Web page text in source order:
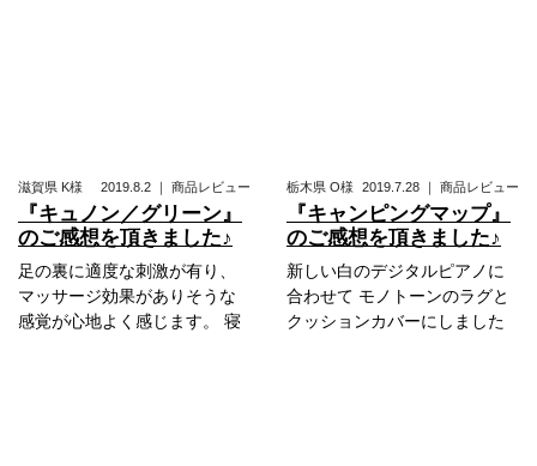
滋賀県 K様 2019.8.2 ｜ 商品レビュー
『キュノン／グリーン』
のご感想を頂きました♪
足の裏に適度な刺激が有り、
マッサージ効果がありそうな
感覚が心地よく感じます。 寝
栃木県 O様 2019.7.28 ｜ 商品レビュー
『キャンピングマップ』
のご感想を頂きました♪
新しい白のデジタルピアノに
合わせて モノトーンのラグと
クッションカバーにしました